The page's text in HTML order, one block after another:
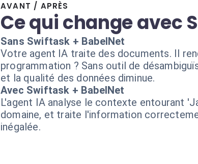
AVANT / APRÈS
Ce qui change avec
Sans Swiftask + BabelNet
Votre agent IA traite des documents. Il
programmation ? Sans outil de
et la qualité des données diminue.
Avec Swiftask + BabelNet
L'agent IA analyse le contexte entourant
domaine, et traite l'information
inégalée.